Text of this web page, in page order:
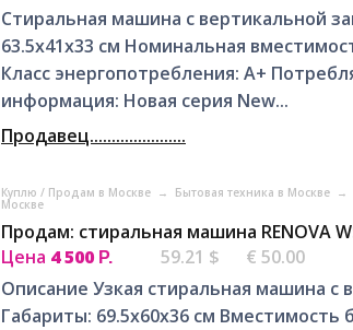
Стиральная машина с вертикальной
63.5х41х33 см Номинальная
Класс энергопотребления: А+
информация: Новая серия New...
Продавец......................
Куплю / Продам в Москве → Бытовая техника в Москве →
Москве
Продам: стиральная машина RENOVA
Цена 4 500 Р. 59.21 $
€ 50.00
Описание Узкая стиральная машина
Габариты: 69.5х60х36 см Вместимость